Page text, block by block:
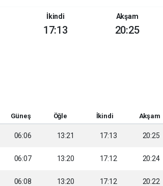
İkindi
17:13
Akşam
20:25
Güneş Öğle İkindi Akşam
06:06 13:21 17:13 20:25
06:07 13:20 17:12 20:24
06:08 13:20 17:12 20:22